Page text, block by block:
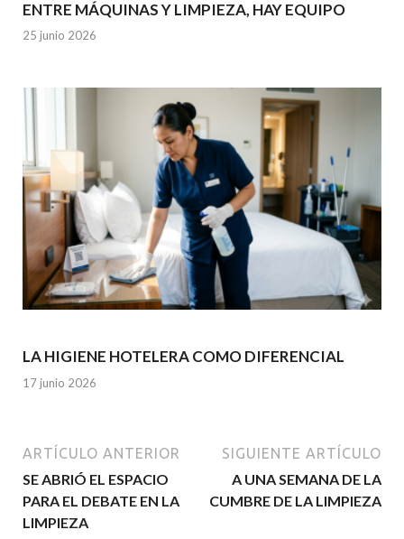
ENTRE MÁQUINAS Y LIMPIEZA, HAY EQUIPO
25 junio 2026
LA HIGIENE HOTELERA COMO DIFERENCIAL
17 junio 2026
ARTÍCULO ANTERIOR
SE ABRIÓ EL ESPACIO
PARA EL DEBATE EN LA
LIMPIEZA
SIGUIENTE ARTÍCULO
A UNA SEMANA DE LA
CUMBRE DE LA LIMPIEZA